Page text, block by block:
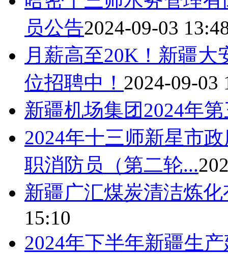
员公告2024-09-03
月薪高至20K！新疆
位招聘中！ 2024-09-03
新疆机场集团2024年
2024年十三师新星市
职消防员（第二轮...
新疆广汇煤炭清洁炼
15:10
2024年下半年新疆生